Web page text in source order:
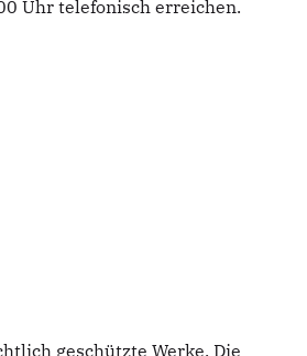
Uhr telefonisch erreichen.
geschützte Werke. Die